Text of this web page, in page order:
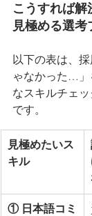
こうすれば解
見極める選考
以下の表は、
ゃなかった…」
なスキルチェ
です。
見極めたいス
キル
① 日本語コミ